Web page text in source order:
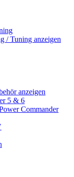
/ Tuning anzeigen
anzeigen
5 & 6
Commander